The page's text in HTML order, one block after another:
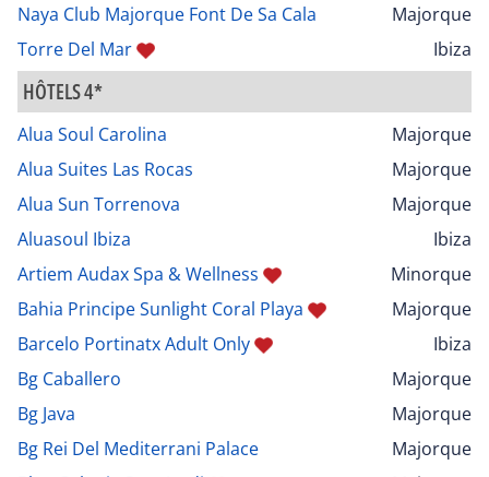
Naya Club Majorque Font De Sa Cala
Majorque
Torre Del Mar
Ibiza
HÔTELS 4*
Alua Soul Carolina
Majorque
Alua Suites Las Rocas
Majorque
Alua Sun Torrenova
Majorque
Aluasoul Ibiza
Ibiza
Artiem Audax Spa & Wellness
Minorque
Bahia Principe Sunlight Coral Playa
Majorque
Barcelo Portinatx Adult Only
Ibiza
Bg Caballero
Majorque
Bg Java
Majorque
Bg Rei Del Mediterrani Palace
Majorque